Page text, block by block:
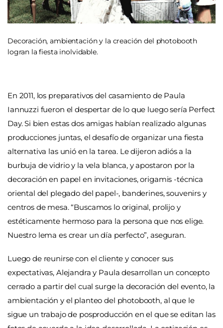
Decoración, ambientación y la creación del photobooth
logran la fiesta inolvidable.
En 2011, los preparativos del casamiento de Paula
Iannuzzi fueron el despertar de lo que luego sería Perfect
Day. Si bien estas dos amigas habían realizado algunas
producciones juntas, el desafío de organizar una fiesta
alternativa las unió en la tarea. Le dijeron adiós a la
burbuja de vidrio y la vela blanca, y apostaron por la
decoración en papel en invitaciones, origamis -técnica
oriental del plegado del papel-, banderines, souvenirs y
centros de mesa. “Buscamos lo original, prolijo y
estéticamente hermoso para la persona que nos elige.
Nuestro lema es crear un día perfecto”, aseguran.
Luego de reunirse con el cliente y conocer sus
expectativas, Alejandra y Paula desarrollan un concepto
cerrado a partir del cual surge la decoración del evento, la
ambientación y el planteo del photobooth, al que le
sigue un trabajo de posproducción en el que se editan las